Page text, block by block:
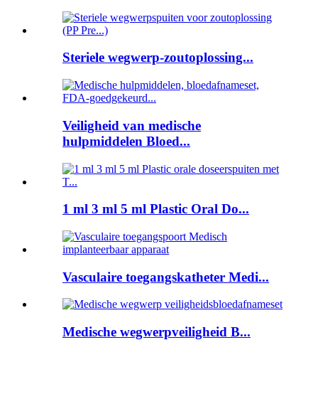
Steriele wegwerp-zoutoplossing...
Veiligheid van medische
hulpmiddelen Bloed...
1 ml 3 ml 5 ml Plastic Oral Do...
Vasculaire toegangskatheter Medi...
Medische wegwerpveiligheid B...